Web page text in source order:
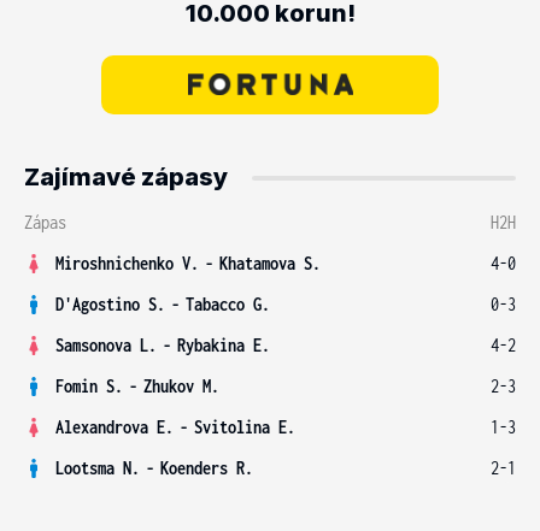
10.000 korun!
Zajímavé zápasy
Zápas
H2H
Miroshnichenko V. - Khatamova S.
4-0
D'Agostino S. - Tabacco G.
0-3
Samsonova L. - Rybakina E.
4-2
Fomin S. - Zhukov M.
2-3
Alexandrova E. - Svitolina E.
1-3
Lootsma N. - Koenders R. 2-1